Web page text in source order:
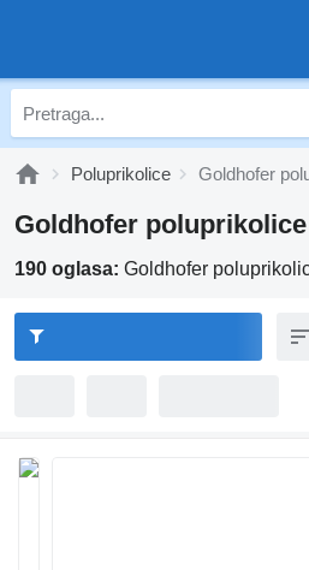
Poluprikolice Goldhofer
Goldhofer poluprikolice
190 oglasa: Goldhofer